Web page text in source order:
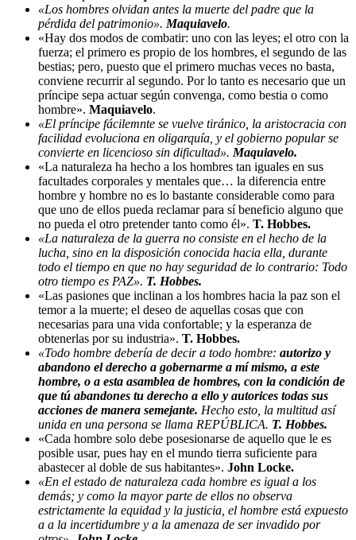
«Los hombres olvidan antes la muerte del padre que la
pérdida del patrimonio». Maquiavelo.
«Hay dos modos de combatir: uno con las leyes; el otro con la
fuerza; el primero es propio de los hombres, el segundo de las
bestias; pero, puesto que el primero muchas veces no basta,
conviene recurrir al segundo. Por lo tanto es necesario que un
príncipe sepa actuar según convenga, como bestia o como
hombre». Maquiavelo.
«El príncipe fácilemnte se vuelve tiránico, la aristocracia con
facilidad evoluciona en oligarquía, y el gobierno popular se
convierte en licencioso sin dificultad». Maquiavelo.
«La naturaleza ha hecho a los hombres tan iguales en sus
facultades corporales y mentales que… la diferencia entre
hombre y hombre no es lo bastante considerable como para
que uno de ellos pueda reclamar para sí beneficio alguno que
no pueda el otro pretender tanto como él». T. Hobbes.
«La naturaleza de la guerra no consiste en el hecho de la
lucha, sino en la disposición conocida hacia ella, durante
todo el tiempo en que no hay seguridad de lo contrario: Todo
otro tiempo es PAZ». T. Hobbes.
«Las pasiones que inclinan a los hombres hacia la paz son el
temor a la muerte; el deseo de aquellas cosas que con
necesarias para una vida confortable; y la esperanza de
obtenerlas por su industria». T. Hobbes.
«Todo hombre debería de decir a todo hombre: autorizo y
abandono el derecho a gobernarme a mí mismo, a este
hombre, o a esta asamblea de hombres, con la condición de
que tú abandones tu derecho a ello y autorices todas sus
acciones de manera semejante. Hecho esto, la multitud así
unida en una persona se llama REPÚBLICA. T. Hobbes.
«Cada hombre solo debe posesionarse de aquello que le es
posible usar, pues hay en el mundo tierra suficiente para
abastecer al doble de sus habitantes». John Locke.
«En el estado de naturaleza cada hombre es igual a los
demás; y como la mayor parte de ellos no observa
estrictamente la equidad y la justicia, el hombre está expuesto
a a la incertidumbre y a la amenaza de ser invadido por